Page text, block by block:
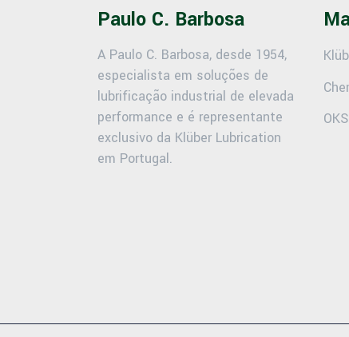
Paulo C. Barbosa
A Paulo C. Barbosa, desde 1954,
especialista em soluções de
lubrificação industrial de elevada
performance e é representante
exclusivo da Klüber Lubrication
em Portugal.
OKS